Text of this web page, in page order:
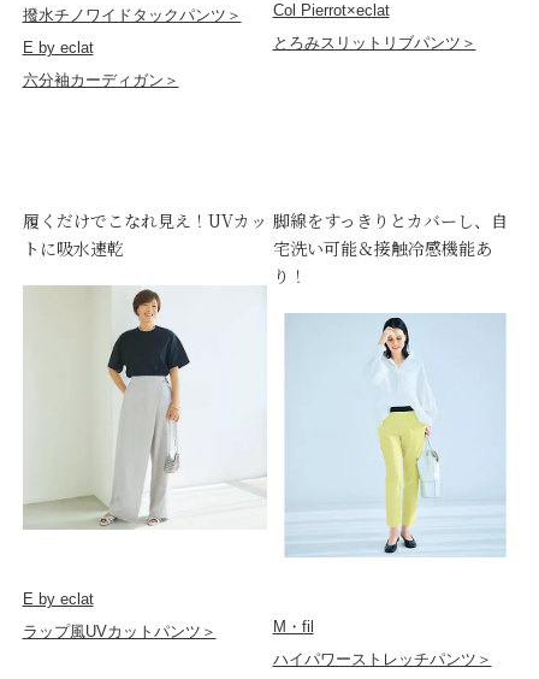
撥水チノワイドタックパンツ＞
E by eclat
六分袖カーディガン＞
Col Pierrot×eclat
とろみスリットリブパンツ＞
履くだけでこなれ見え！UVカッ
トに吸水速乾
E by eclat
ラップ風UVカットパンツ＞
脚線をすっきりとカバーし、自
宅洗い可能＆接触冷感機能あ
り！
M・fil
ハイパワーストレッチパンツ＞